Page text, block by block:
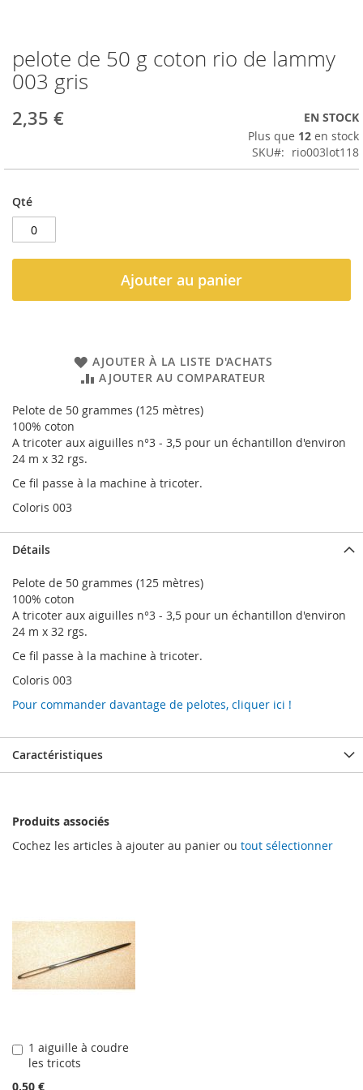
Passer
au
début
la
pelote de 50 g coton rio de lammy
003 gris
2,35 €
EN STOCK
Plus que 12 en stock
SKU
rio003lot118
Qté
Ajouter au panier
AJOUTER À LA LISTE D'ACHATS
AJOUTER AU COMPARATEUR
Pelote de 50 grammes (125 mètres)
100% coton
A tricoter aux aiguilles n°3 - 3,5 pour un échantillon d'environ
24 m x 32 rgs.
Ce fil passe à la machine à tricoter.
Coloris 003
Détails
Pelote de 50 grammes (125 mètres)
100% coton
A tricoter aux aiguilles n°3 - 3,5 pour un échantillon d'environ
24 m x 32 rgs.
Ce fil passe à la machine à tricoter.
Coloris 003
Pour commander davantage de pelotes, cliquer ici !
Caractéristiques
Produits associés
Cochez les articles à ajouter au panier ou tout sélectionner
1 aiguille à coudre
les tricots
0,50 €
Ajouter
au
panier